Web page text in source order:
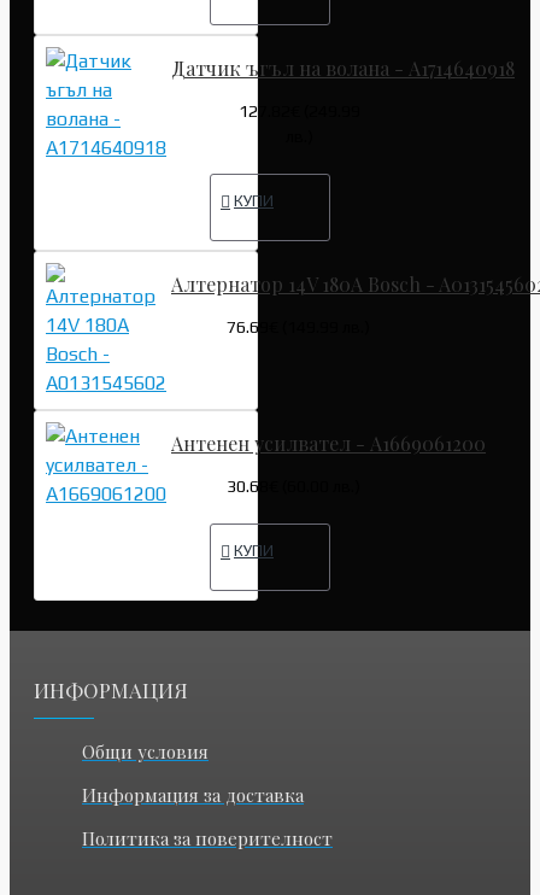
Датчик ъгъл на волана - A1714640918
127.82€ (249.99
КУПИ
Алтернатор 14V 180A Bosch -
76.69€ (149.99 лв.)
Антенен усилвател - A1669061200
30.68€ (60.00 лв.)
КУПИ
ИНФОРМАЦИЯ
Общи условия
Информация за доставка
Политика за поверителност